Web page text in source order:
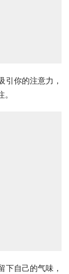
引你的注意力，
下自己的气味，